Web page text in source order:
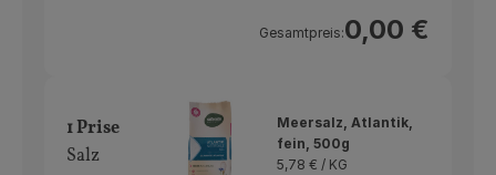
Gesamtpreis:0,00 €
1 Prise
Salz
Meersalz, Atlantik,
fein, 500g
5,78 € / KG